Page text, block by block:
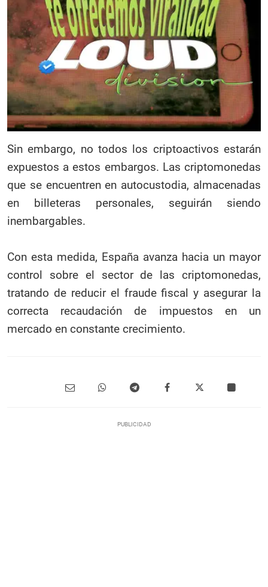
Sin embargo, no todos los criptoactivos estarán
expuestos a estos embargos. Las criptomonedas
que se encuentren en autocustodia, almacenadas
en billeteras personales, seguirán siendo
inembargables.
Con esta medida, España avanza hacia un mayor
control sobre el sector de las criptomonedas,
tratando de reducir el fraude fiscal y asegurar la
correcta recaudación de impuestos en un
mercado en constante crecimiento.